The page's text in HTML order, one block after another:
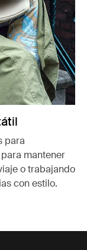
para
mantener
o trabajando
con estilo.